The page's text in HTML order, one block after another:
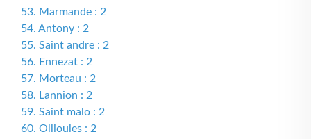
53. Marmande : 2
54. Antony : 2
55. Saint andre : 2
56. Ennezat : 2
57. Morteau : 2
58. Lannion : 2
59. Saint malo : 2
60. Ollioules : 2